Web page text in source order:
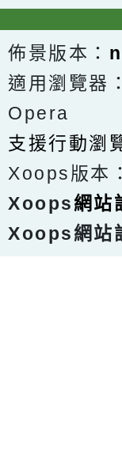
佈景版本：
適用瀏覽
Opera
支援行動瀏
Xoops版本：
Xoops網站
Xoops網站